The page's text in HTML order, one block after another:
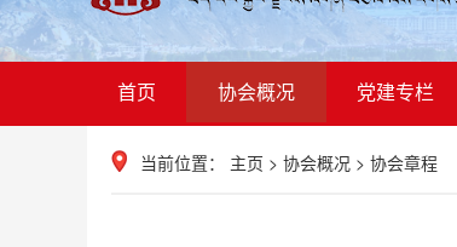
首页 协会概况 党建专栏
当前位置： 主页 > 协会概况 > 协会章程